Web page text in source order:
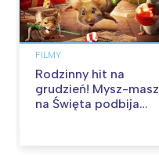
FILMY
Rodzinny hit na
grudzień! Mysz-masz
na Święta podbija